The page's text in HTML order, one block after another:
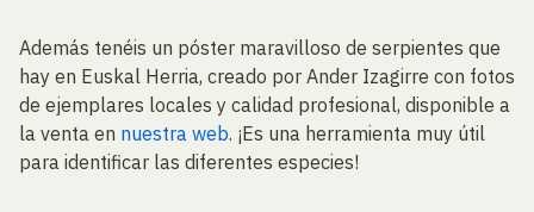
Además tenéis un póster maravilloso de serpientes que
hay en Euskal Herria, creado por Ander Izagirre con fotos
de ejemplares locales y calidad profesional, disponible a
la venta en nuestra web. ¡Es una herramienta muy útil
para identificar las diferentes especies!